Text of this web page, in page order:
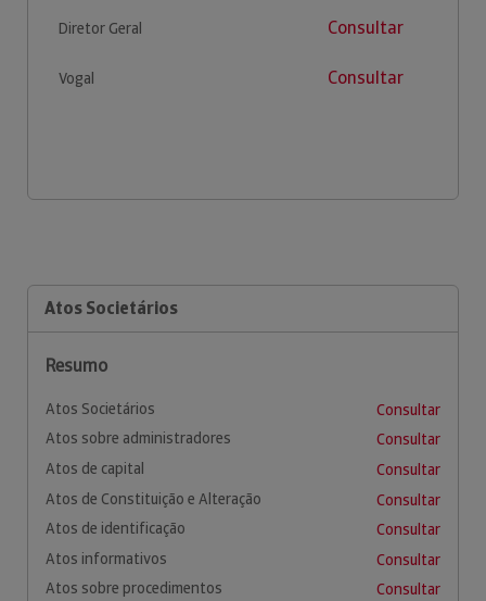
Diretor Geral Consultar
Vogal Consultar
Atos Societários
Resumo
Atos Societários
Consultar
Atos sobre administradores
Consultar
Atos de capital
Consultar
Atos de Constituição e Alteração
Consultar
Atos de identificação
Consultar
Atos informativos
Consultar
Atos sobre procedimentos
Consultar